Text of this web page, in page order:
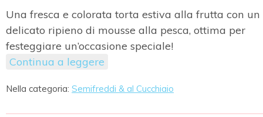
Una fresca e colorata torta estiva alla frutta con un
delicato ripieno di mousse alla pesca, ottima per
festeggiare un’occasione speciale!
Continua a leggere
Nella categoria: Semifreddi & al Cucchiaio